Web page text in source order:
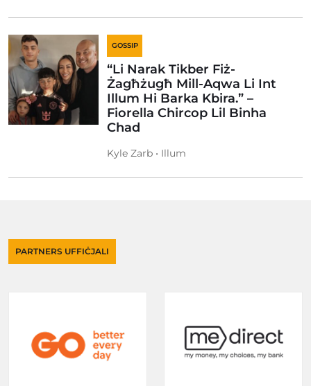
GOSSIP
“Li Narak Tikber Fiż-
Żagħżugħ Mill-Aqwa Li Int
Illum Hi Barka Kbira.” –
Fiorella Chircop Lil Binha
Chad
Kyle Zarb • Illum
PARTNERS UFFIĊJALI